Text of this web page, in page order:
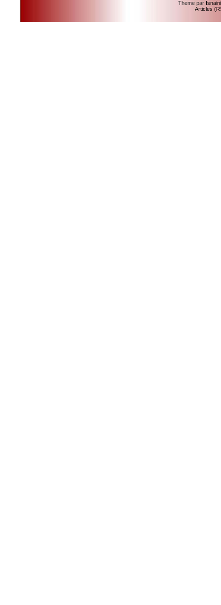
Theme par
Articles